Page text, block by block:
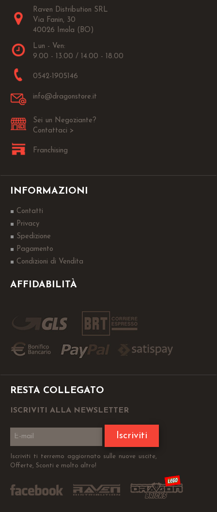
Raven Distribution SRL
Via Fanin, 30
40026 Imola (BO)
Lun - Ven:
9.00 - 13.00 / 14.00 - 18.00
0542-1905146
info@dragonstore.it
Sei un Negoziante?
Contattaci >
Franchising
INFORMAZIONI
Contatti
Privacy
Spedizione
Pagamento
Condizioni di Vendita
AFFIDABILITÀ
RESTA COLLEGATO
ISCRIVITI ALLA NEWSLETTER
Iscriviti
Iscriviti ti terremo aggiornato sulle nuove uscite,
Offerte, Sconti e molto altro!